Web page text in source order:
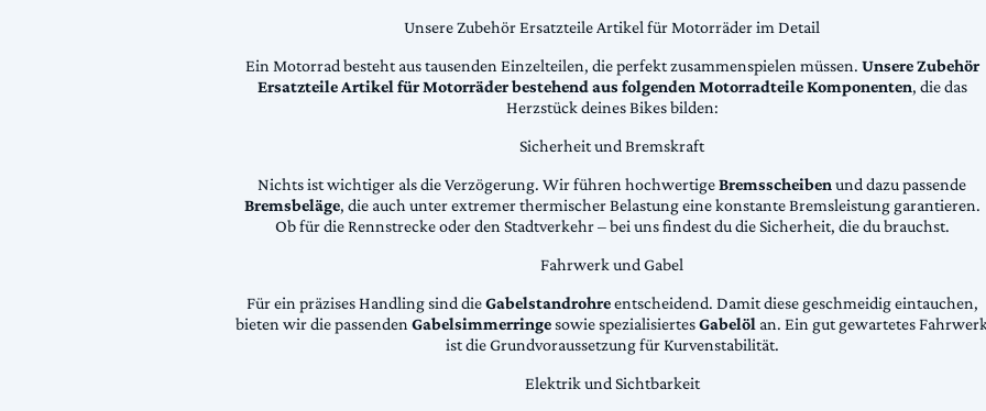
Unsere Zubehör Ersatzteile Artikel für Motorräder im Detail
Ein Motorrad besteht aus tausenden Einzelteilen, die perfekt zusammenspielen müssen. Unsere Zubehör
Ersatzteile Artikel für Motorräder bestehend aus folgenden Motorradteile Komponenten, die das
Herzstück deines Bikes bilden:
Sicherheit und Bremskraft
Nichts ist wichtiger als die Verzögerung. Wir führen hochwertigeBremsscheibenund dazu passende
Bremsbeläge, die auch unter extremer thermischer Belastung eine konstante Bremsleistung garantieren.
Ob für die Rennstrecke oder den Stadtverkehr – bei uns findest du die Sicherheit, die du brauchst.
Fahrwerk und Gabel
Für ein präzises Handling sind dieGabelstandrohreentscheidend. Damit diese geschmeidig eintauchen,
bieten wir die passendenGabelsimmerringesowie spezialisiertesGabelöl an. Ein gut gewartetes
ist die Grundvoraussetzung für Kurvenstabilität.
Elektrik und Sichtbarkeit